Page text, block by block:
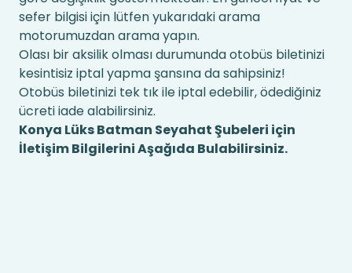
sefer bilgisi için lütfen yukarıdaki arama
motorumuzdan arama yapın.
Olası bir aksilik olması durumunda otobüs biletinizi
kesintisiz iptal yapma şansına da sahipsiniz!
Otobüs biletinizi tek tık ile iptal edebilir, ödediğiniz
ücreti iade alabilirsiniz.
Konya Lüks Batman Seyahat Şubeleri için
İletişim Bilgilerini Aşağıda Bulabilirsiniz.